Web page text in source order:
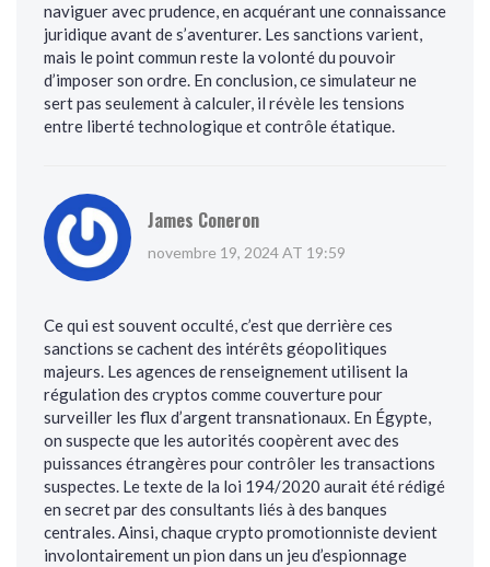
naviguer avec prudence, en acquérant une connaissance
juridique avant de s’aventurer. Les sanctions varient,
mais le point commun reste la volonté du pouvoir
d’imposer son ordre. En conclusion, ce simulateur ne
sert pas seulement à calculer, il révèle les tensions
entre liberté technologique et contrôle étatique.
James Coneron
novembre 19, 2024 AT 19:59
Ce qui est souvent occulté, c’est que derrière ces
sanctions se cachent des intérêts géopolitiques
majeurs. Les agences de renseignement utilisent la
régulation des cryptos comme couverture pour
surveiller les flux d’argent transnationaux. En Égypte,
on suspecte que les autorités coopèrent avec des
puissances étrangères pour contrôler les transactions
suspectes. Le texte de la loi 194/2020 aurait été rédigé
en secret par des consultants liés à des banques
centrales. Ainsi, chaque crypto promotionniste devient
involontairement un pion dans un jeu d’espionnage